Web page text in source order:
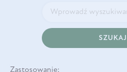
SZUKAJ
Zastosowanie: